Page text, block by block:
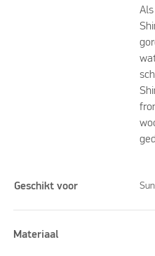
Geschikt voor
Materiaal